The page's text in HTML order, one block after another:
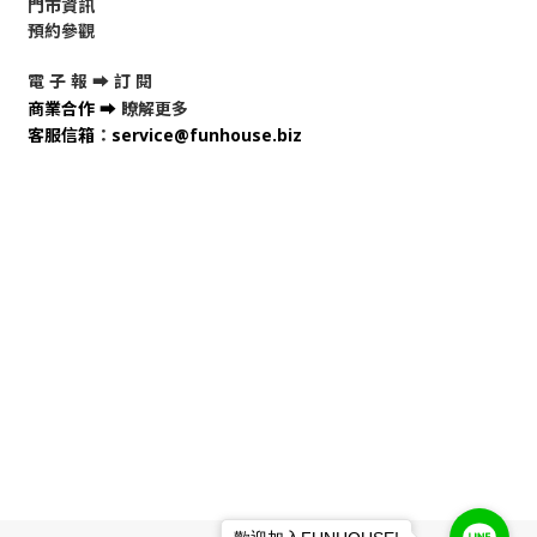
門市資訊
預約參觀
電 子 報 ➡ 訂 閱
商業合作 ➡ 瞭解更多
客服信箱 ： service@funhouse.biz